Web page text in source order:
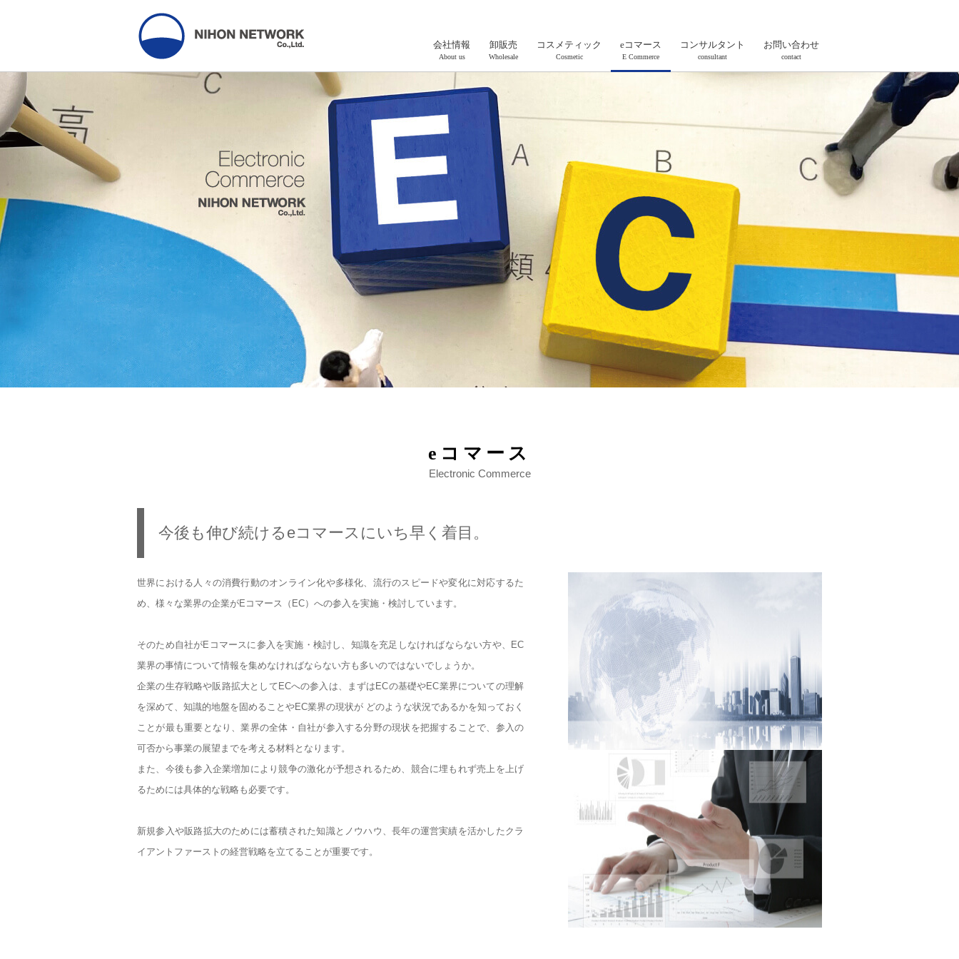
会社情報
About us
卸販売
Wholesale
コスメティック
Cosmetic
eコマース
E Commerce
コンサルタント
consultant
お問い合わせ
contact
eコマース
Electronic Commerce
今後も伸び続けるeコマースにいち早く着目。
世界における人々の消費行動のオンライン化や多様化、流行のスピードや変化に対応するた
め、様々な業界の企業がEコマース（EC）への参入を実施・検討しています。
そのため自社がEコマースに参入を実施・検討し、知識を充足しなければならない方や、EC
業界の事情について情報を集めなければならない方も多いのではないでしょうか。
企業の生存戦略や販路拡大としてECへの参入は、まずはECの基礎やEC業界についての理解
を深めて、知識的地盤を固めることやEC業界の現状が どのような状況であるかを知っておく
ことが最も重要となり、業界の全体・自社が参入する分野の現状を把握することで、参入の
可否から事業の展望までを考える材料となります。
また、今後も参入企業増加により競争の激化が予想されるため、競合に埋もれず売上を上げ
るためには具体的な戦略も必要です。
新規参入や販路拡大のためには蓄積された知識とノウハウ、長年の運営実績を活かしたクラ
イアントファーストの経営戦略を立てることが重要です。